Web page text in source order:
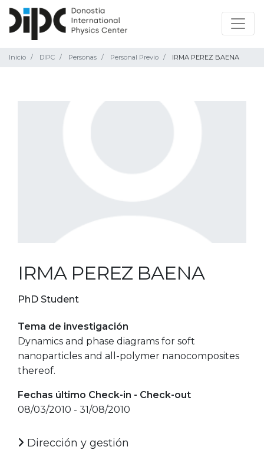
Inicio DIPC Personas Personal Previo IRMA PEREZ BAENA
IRMA PEREZ BAENA
PhD Student
Tema de investigación
Dynamics and phase diagrams for soft
nanoparticles and all-polymer nanocomposites
thereof.
Fechas último Check-in - Check-out
08/03/2010 - 31/08/2010
Dirección y gestión